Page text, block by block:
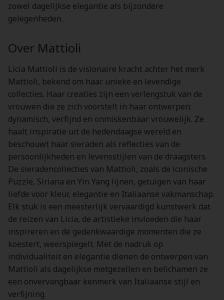
zowel dagelijkse elegantie als bijzondere
gelegenheden.
Over Mattioli
Licia Mattioli is de visionaire kracht achter het merk
Mattioli, bekend om haar unieke en levendige
collecties. Haar creaties zijn een verlengstuk van de
vrouwen die ze zich voorstelt in haar ontwerpen:
dynamisch, verfijnd en onmiskenbaar vrouwelijk. Ze
haalt inspiratie uit de hedendaagse wereld en
beschouwt haar sieraden als reflecties van de
persoonlijkheden en levensstijlen van de draagsters.
De sieradencollecties van Mattioli, zoals de iconische
Puzzle, Siriana en Yin Yang lijnen, getuigen van haar
liefde voor kleur, elegantie en Italiaanse vakmanschap.
Elk stuk is een meesterlijk vervaardigd kunstwerk dat
de reizen van Licia, de artistieke invloeden die haar
inspireren en de gedenkwaardige momenten die ze
koestert, weerspiegelt. Met de nadruk op
individualiteit en elegantie dienen de ontwerpen van
Mattioli als dagelijkse metgezellen en belichamen ze
een onvervangbaar kenmerk van Italiaanse stijl en
verfijning.